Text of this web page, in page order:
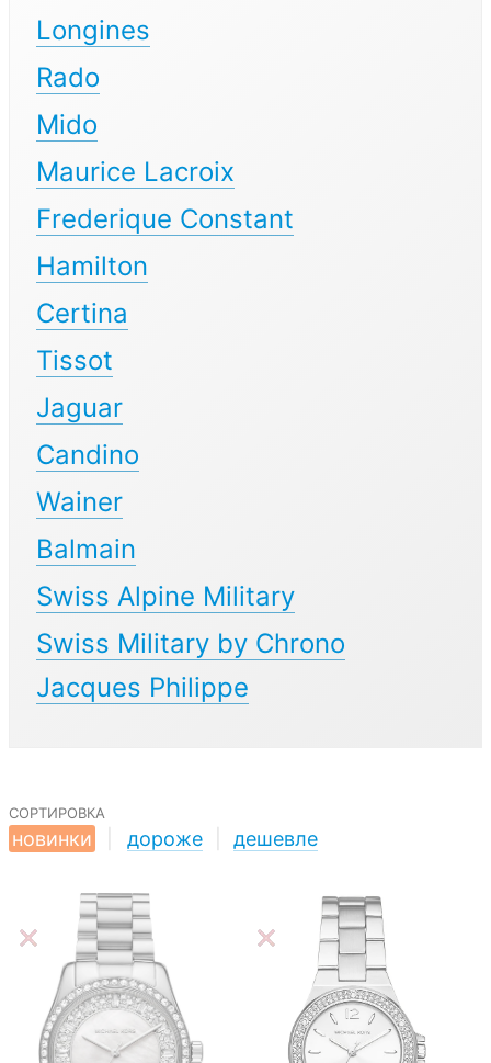
Longines
Rado
Mido
Maurice Lacroix
Frederique Constant
Hamilton
Certina
Tissot
Jaguar
Candino
Wainer
Balmain
Swiss Alpine Military
Swiss Military by Chrono
Jacques Philippe
сортировка
новинки
дороже дешевле